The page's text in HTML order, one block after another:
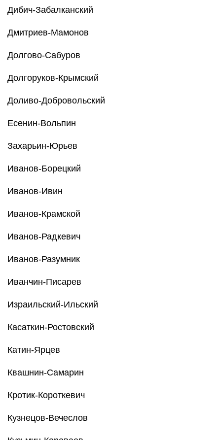
Дибич-Забалканский
Дмитриев-Мамонов
Долгово-Сабуров
Долгоруков-Крымский
Доливо-Добровольский
Есенин-Вольпин
Захарьин-Юрьев
Иванов-Борецкий
Иванов-Ивин
Иванов-Крамской
Иванов-Радкевич
Иванов-Разумник
Иванчин-Писарев
Израильский-Ильский
Касаткин-Ростовский
Катин-Ярцев
Квашнин-Самарин
Кротик-Короткевич
Кузнецов-Вечеслов